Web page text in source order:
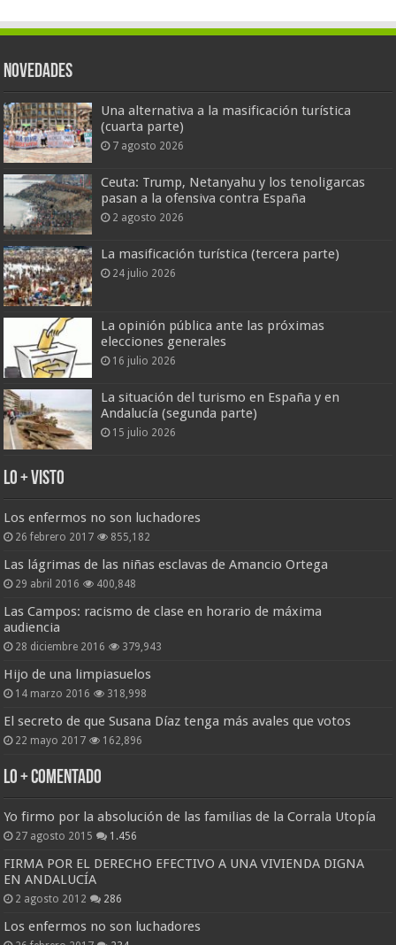
Novedades
Una alternativa a la masificación turística
(cuarta parte)
7 agosto 2026
Ceuta: Trump, Netanyahu y los tenoligarcas
pasan a la ofensiva contra España
2 agosto 2026
La masificación turística (tercera parte)
24 julio 2026
La opinión pública ante las próximas
elecciones generales
16 julio 2026
La situación del turismo en España y en
Andalucía (segunda parte)
15 julio 2026
Lo + Visto
Los enfermos no son luchadores
26 febrero 2017 855,182
Las lágrimas de las niñas esclavas de Amancio Ortega
29 abril 2016 400,848
Las Campos: racismo de clase en horario de máxima
audiencia
28 diciembre 2016 379,943
Hijo de una limpiasuelos
14 marzo 2016 318,998
El secreto de que Susana Díaz tenga más avales que votos
22 mayo 2017 162,896
Lo + Comentado
Yo firmo por la absolución de las familias de la Corrala Utopía
27 agosto 2015 1.456
FIRMA POR EL DERECHO EFECTIVO A UNA VIVIENDA DIGNA
EN ANDALUCÍA
2 agosto 2012 286
Los enfermos no son luchadores